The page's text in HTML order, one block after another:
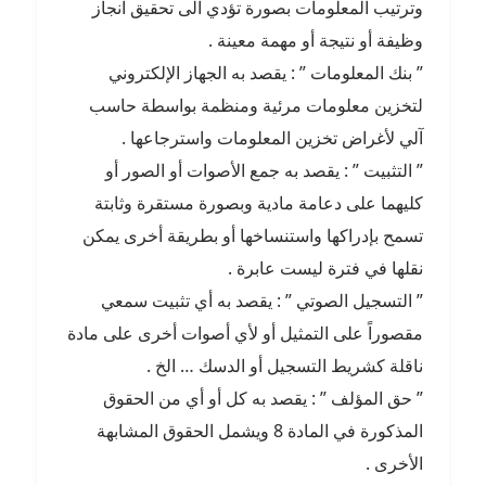
وترتيب المعلومات بصورة تؤدي الى تحقيق انجاز
وظيفة أو نتيجة أو مهمة معينة .
” بنك المعلومات ” : يقصد به الجهاز الإلكتروني
لتخزين معلومات مرئية ومنظمة بواسطة حاسب
آلي لأغراض تخزين المعلومات واسترجاعها .
” التثبيت ” : يقصد به جمع الأصوات أو الصور أو
كليهما على دعامة مادية وبصورة مستقرة وثابتة
تسمح بإدراكها واستنساخها أو بطريقة أخرى يمكن
نقلها في فترة ليست عابرة .
” التسجيل الصوتي ” : يقصد به أي تثبيت سمعي
مقصوراً على التمثيل أو لأي أصوات أخرى على مادة
ناقلة كشريط التسجيل أو الدسك … الخ .
” حق المؤلف ” : يقصد به كل أو أي من الحقوق
المذكورة في المادة 8 ويشمل الحقوق المشابهة
الأخرى .